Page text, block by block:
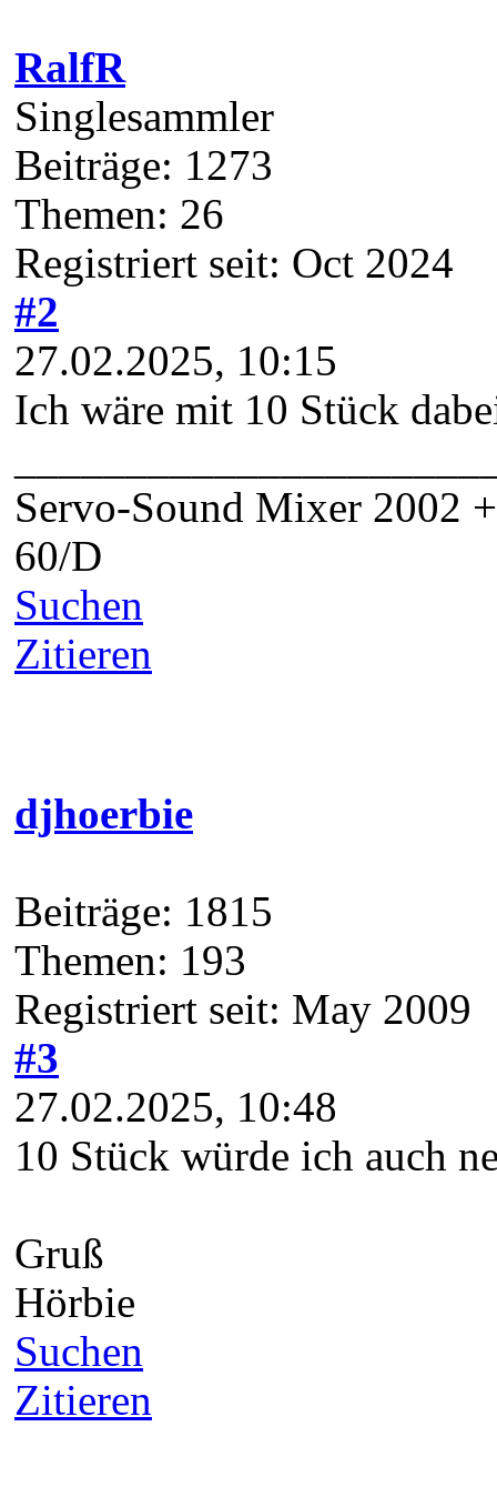
#2
27.02.2025, 10:15
Ich wäre mit 10 Stück
Servo-Sound Mixer 2002
60/D
Suchen
Zitieren
djhoerbie
Beiträge: 1815
Themen: 193
Registriert seit: May 2009
10 Stück würde ich auch
Gruß
Hörbie
Suchen
Zitieren
moxx
Beiträge: 1676
Themen: 73
Registriert seit: Dec 2009
#4
27.02.2025, 10:56